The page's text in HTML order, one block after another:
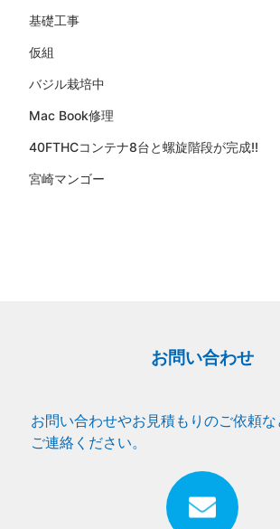
基礎工事
仮組
バジル栽培中
Mac Book修理
40FTHCコンテナ8台と螺旋階段が完成!!
宮崎マンゴー
お問い合わせ
お問い合わせやお見積もりのご依頼
ご連絡ください。